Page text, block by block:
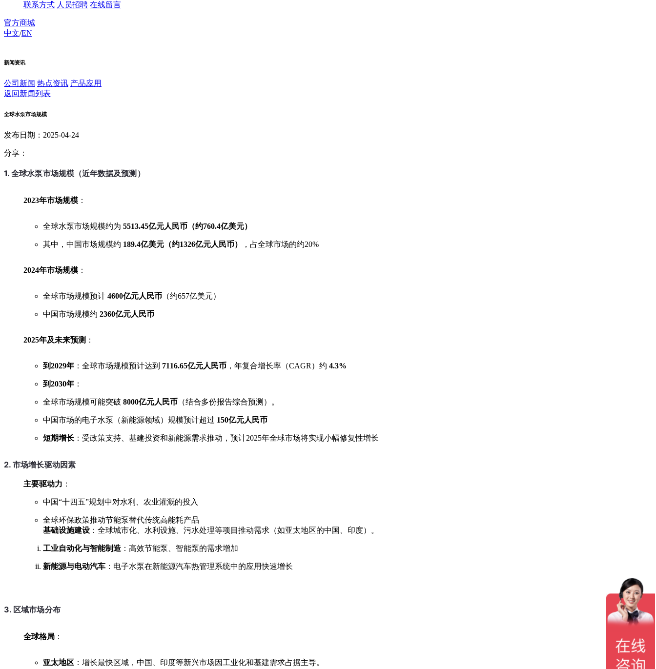
联系方式 人员招聘 在线留言
官方商城
中文/EN
新闻资讯
公司新闻 热点资讯 产品应用
返回新闻列表
全球水泵市场规模
发布日期：2025-04-24
分享：
1. 全球水泵市场规模（近年数据及预测）
2023年市场规模 ：
全球水泵市场规模约为 5513.45亿元人民币（约760.4亿美元）
其中，中国市场规模约 189.4亿美元（约1326亿元人民币） ，占全球市场的约20%
2024年市场规模 ：
全球市场规模预计 4600亿元人民币 （约657亿美元）
中国市场规模约 2360亿元人民币
2025年及未来预测 ：
到2029年 ：全球市场规模预计达到 7116.65亿元人民币 ，年复合增长率（CAGR）约 4.3%
到2030年 ：
全球市场规模可能突破 8000亿元人民币 （结合多份报告综合预测）。
中国市场的电子水泵（新能源领域）规模预计超过 150亿元人民币
短期增长 ：受政策支持、基建投资和新能源需求推动，预计2025年全球市场将实现小幅修复性增长
2. 市场增长驱动因素
主要驱动力 ：
中国“十四五”规划中对水利、农业灌溉的投入
全球环保政策推动节能泵替代传统高能耗产品
基础设施建设 ：全球城市化、水利设施、污水处理等项目推动需求（如亚太地区的中国、印度）。
工业自动化与智能制造 ：高效节能泵、智能泵的需求增加
新能源与电动汽车 ：电子水泵在新能源汽车热管理系统中的应用快速增长
3. 区域市场分布
全球格局 ：
亚太地区 ：增长最快区域，中国、印度等新兴市场因工业化和基建需求占据主导。